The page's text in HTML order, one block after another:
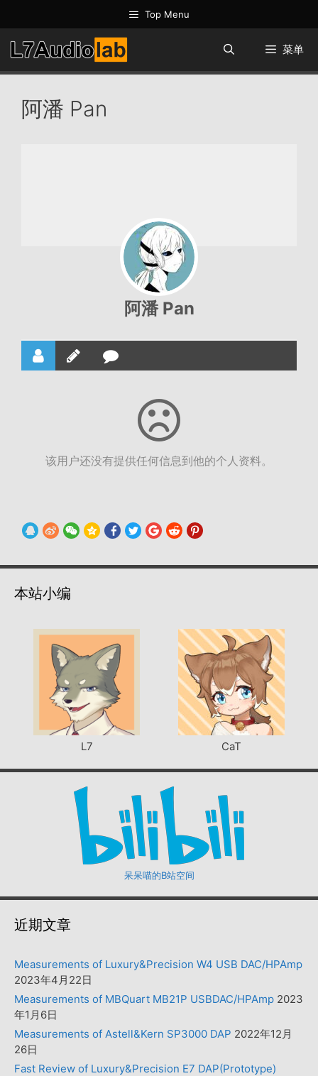
至
内
容
Top Menu
菜单
阿潘 Pan
阿潘 Pan
该用户还没有提供任何信息到他的个人资料。
本站小编
L7 CaT
呆呆喵的B站空间
近期文章
Measurements of Luxury&Precision W4 USB DAC/HPAmp
2023年4月22日
Measurements of MBQuart MB21P USBDAC/HPAmp 2023
年1月6日
Measurements of Astell&Kern SP3000 DAP 2022年12月
26日
Fast Review of Luxury&Precision E7 DAP(Prototype)